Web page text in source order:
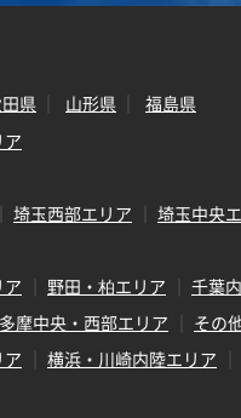
県 山形県
福島県
埼玉西部エリア 埼玉中央
野田・柏エリア 千葉
多摩中央・西部エリア
その
横浜・川崎内陸エリア